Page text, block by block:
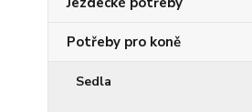
Potřeby pro koně
Sedla